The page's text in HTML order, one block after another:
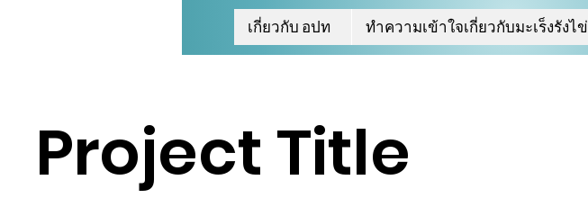
เกี่ยวกับ อปท ทำความเข้าใจเกี่ยวกับมะเร็งรังไข่
Project Title